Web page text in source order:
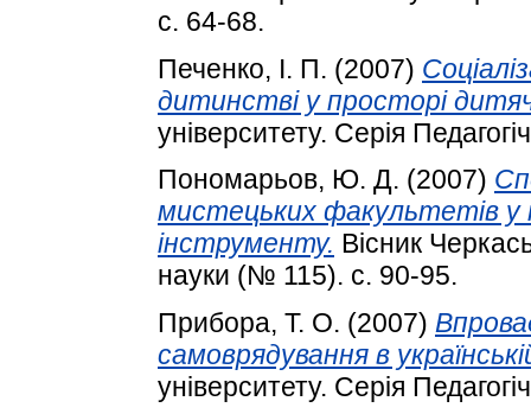
с. 64-68.
Печенко, І. П. (2007)
дитинстві у просторі
університету. Серія
Пономарьов, Ю. Д. (2007)
мистецьких факультетів у
інструменту. Вісник
науки (№ 115). с. 90-95.
Прибора, Т. О. (2007)
самоврядування в
університету. Серія